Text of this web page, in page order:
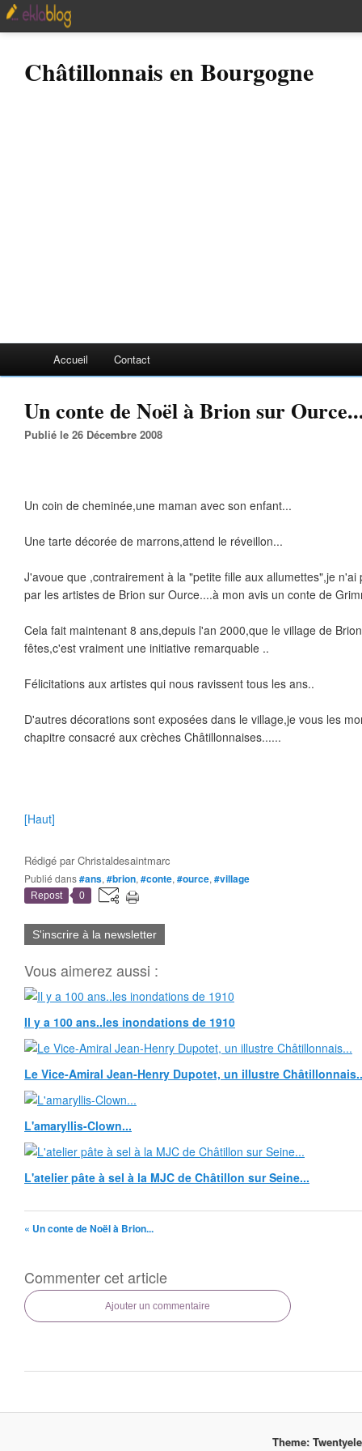
Châtillonnais en Bourgogne
Accueil Contact
Un conte de Noël à Brion sur
Publié le 26 Décembre 2008
Un coin de cheminée,une maman avec son enfant...
Une tarte décorée de marrons,attend le réveillon...
J'avoue que ,contrairement à la "petite fille aux allumettes",je
par les artistes de Brion sur Ource....à mon avis un conte de
Cela fait maintenant 8 ans,depuis l'an 2000,que le village de
fêtes,c'est vraiment une initiative remarquable ..
Félicitations aux artistes qui nous ravissent tous les ans..
D'autres décorations sont exposées dans le village,je vous les
chapitre consacré aux crèches Châtillonnaises......
[Haut]
Rédigé parChristaldesaintmarc
Publié dans#ans, #brion, #conte, #ource, #village
Repost 0
S'inscrire à la newsletter
Vous aimerez aussi :
Il y a 100 ans..les inondations de 1910
Le Vice-Amiral Jean-Henry Dupotet, un illustre
L'amaryllis-Clown...
L'atelier pâte à sel à la MJC de Châtillon sur Seine...
« Un conte de Noël à Brion...
Commenter cet article
Ajouter un commentaire
Theme: